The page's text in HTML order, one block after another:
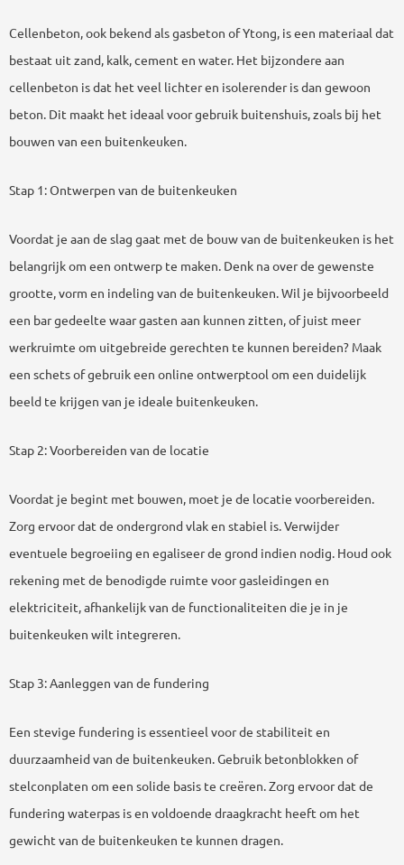
Cellenbeton, ook bekend als gasbeton of Ytong, is een materiaal dat
bestaat uit zand, kalk, cement en water. Het bijzondere aan
cellenbeton is dat het veel lichter en isolerender is dan gewoon
beton. Dit maakt het ideaal voor gebruik buitenshuis, zoals bij het
bouwen van een buitenkeuken.
Stap 1: Ontwerpen van de buitenkeuken
Voordat je aan de slag gaat met de bouw van de buitenkeuken is het
belangrijk om een ontwerp te maken. Denk na over de gewenste
grootte, vorm en indeling van de buitenkeuken. Wil je bijvoorbeeld
een bar gedeelte waar gasten aan kunnen zitten, of juist meer
werkruimte om uitgebreide gerechten te kunnen bereiden? Maak
een schets of gebruik een online ontwerptool om een duidelijk
beeld te krijgen van je ideale buitenkeuken.
Stap 2: Voorbereiden van de locatie
Voordat je begint met bouwen, moet je de locatie voorbereiden.
Zorg ervoor dat de ondergrond vlak en stabiel is. Verwijder
eventuele begroeiing en egaliseer de grond indien nodig. Houd ook
rekening met de benodigde ruimte voor gasleidingen en
elektriciteit, afhankelijk van de functionaliteiten die je in je
buitenkeuken wilt integreren.
Stap 3: Aanleggen van de fundering
Een stevige fundering is essentieel voor de stabiliteit en
duurzaamheid van de buitenkeuken. Gebruik betonblokken of
stelconplaten om een solide basis te creëren. Zorg ervoor dat de
fundering waterpas is en voldoende draagkracht heeft om het
gewicht van de buitenkeuken te kunnen dragen.